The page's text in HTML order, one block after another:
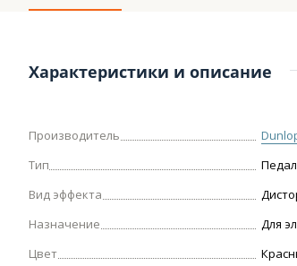
Характеристики и описание
Производитель
Тип
Вид эффекта
Назначение
Для
Цвет